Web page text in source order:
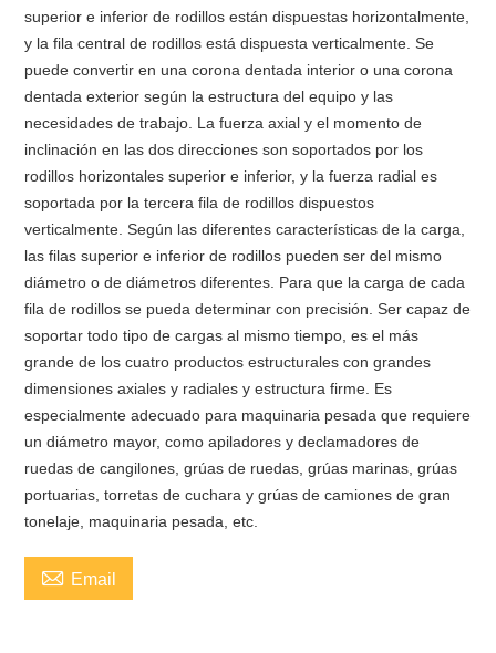
superior e inferior de rodillos están dispuestas horizontalmente,
y la fila central de rodillos está dispuesta verticalmente. Se
puede convertir en una corona dentada interior o una corona
dentada exterior según la estructura del equipo y las
necesidades de trabajo. La fuerza axial y el momento de
inclinación en las dos direcciones son soportados por los
rodillos horizontales superior e inferior, y la fuerza radial es
soportada por la tercera fila de rodillos dispuestos
verticalmente. Según las diferentes características de la carga,
las filas superior e inferior de rodillos pueden ser del mismo
diámetro o de diámetros diferentes. Para que la carga de cada
fila de rodillos se pueda determinar con precisión. Ser capaz de
soportar todo tipo de cargas al mismo tiempo, es el más
grande de los cuatro productos estructurales con grandes
dimensiones axiales y radiales y estructura firme. Es
especialmente adecuado para maquinaria pesada que requiere
un diámetro mayor, como apiladores y declamadores de
ruedas de cangilones, grúas de ruedas, grúas marinas, grúas
portuarias, torretas de cuchara y grúas de camiones de gran
tonelaje, maquinaria pesada, etc.
 Email